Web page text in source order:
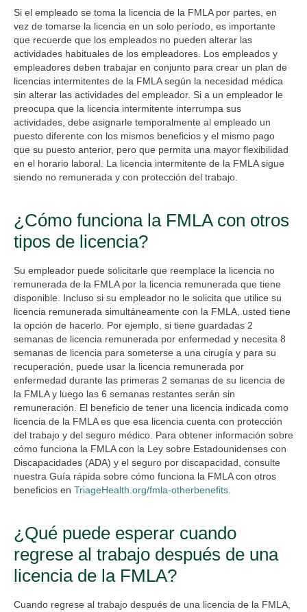
Si el empleado se toma la licencia de la FMLA por partes, en
vez de tomarse la licencia en un solo período, es importante
que recuerde que los empleados no pueden alterar las
actividades habituales de los empleadores. Los empleados y
empleadores deben trabajar en conjunto para crear un plan de
licencias intermitentes de la FMLA según la necesidad médica
sin alterar las actividades del empleador. Si a un empleador le
preocupa que la licencia intermitente interrumpa sus
actividades, debe asignarle temporalmente al empleado un
puesto diferente con los mismos beneficios y el mismo pago
que su puesto anterior, pero que permita una mayor flexibilidad
en el horario laboral. La licencia intermitente de la FMLA sigue
siendo no remunerada y con protección del trabajo.
¿Cómo funciona la FMLA con otros
tipos de licencia?
Su empleador puede solicitarle que reemplace la licencia no
remunerada de la FMLA por la licencia remunerada que tiene
disponible. Incluso si su empleador no le solicita que utilice su
licencia remunerada simultáneamente con la FMLA, usted tiene
la opción de hacerlo. Por ejemplo, si tiene guardadas 2
semanas de licencia remunerada por enfermedad y necesita 8
semanas de licencia para someterse a una cirugía y para su
recuperación, puede usar la licencia remunerada por
enfermedad durante las primeras 2 semanas de su licencia de
la FMLA y luego las 6 semanas restantes serán sin
remuneración. El beneficio de tener una licencia indicada como
licencia de la FMLA es que esa licencia cuenta con protección
del trabajo y del seguro médico. Para obtener información sobre
cómo funciona la FMLA con la Ley sobre Estadounidenses con
Discapacidades (ADA) y el seguro por discapacidad, consulte
nuestra Guía rápida sobre cómo funciona la FMLA con otros
beneficios en TriageHealth.org/fmla-otherbenefits
¿Qué puede esperar cuando
regrese al trabajo después de una
licencia de la FMLA?
Cuando regrese al trabajo después de una licencia de la FMLA,